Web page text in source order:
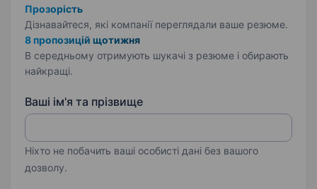
Прозорість
Дізнавайтеся, які компанії переглядали ваше резюме.
8 пропозицій щотижня
В середньому отримують шукачі з резюме і обирають
найкращі.
Ваші ім'я та прізвище
Ніхто не побачить ваші особисті дані без вашого
дозволу.